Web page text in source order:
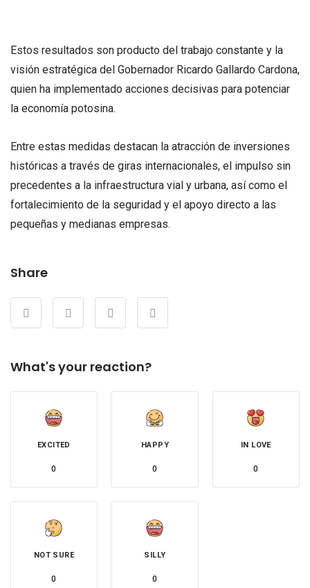
Estos resultados son producto del trabajo constante y la
visión estratégica del Gobernador Ricardo Gallardo Cardona,
quien ha implementado acciones decisivas para potenciar
la economía potosina.
Entre estas medidas destacan la atracción de inversiones
históricas a través de giras internacionales, el impulso sin
precedentes a la infraestructura vial y urbana, así como el
fortalecimiento de la seguridad y el apoyo directo a las
pequeñas y medianas empresas.
Share
What's your reaction?
EXCITED
0
HAPPY
0
IN LOVE
0
NOT SURE
0
SILLY
0